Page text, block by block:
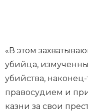
«В этом
убийца,
убийства,
правосудием и
казни за свои